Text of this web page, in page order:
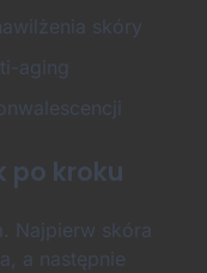
skóry
aging
po kroku
Najpierw skóra
a następnie